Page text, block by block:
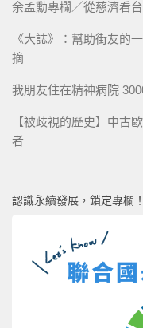
余孟勳專欄／從慈濟看
《大誌》：幫助街友的
摘
我朋友住在精神病院
【被歧視的歷史】中古
者
認識永續發展，鎖定專欄！